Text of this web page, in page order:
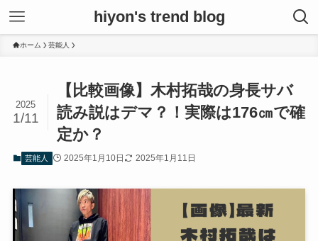
hiyon's trend blog
ホーム 芸能人
【比較画像】木村拓哉の身長サバ
読み説はデマ？！実際は176㎝で確
定か？
2025
1/11
芸能人 2025年1月10日 2025年1月11日